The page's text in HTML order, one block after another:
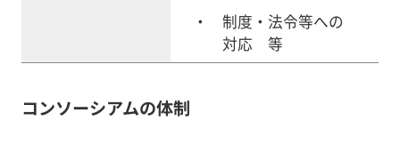
制度・法令等への
対応 等
コンソーシアムの体制